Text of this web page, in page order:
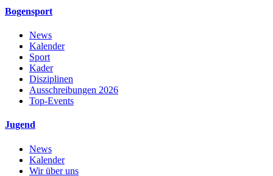
Bogensport
News
Kalender
Sport
Kader
Disziplinen
Ausschreibungen 2026
Top-Events
Jugend
News
Kalender
Wir über uns